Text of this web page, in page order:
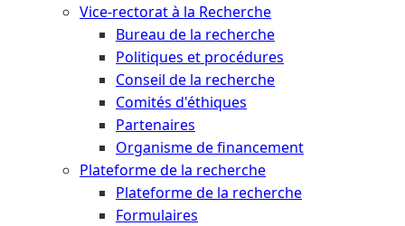
Vice-rectorat à la Recherche
Bureau de la recherche
Politiques et procédures
Conseil de la recherche
Comités d'éthiques
Partenaires
Organisme de financement
Plateforme de la recherche
Plateforme de la recherche
Formulaires